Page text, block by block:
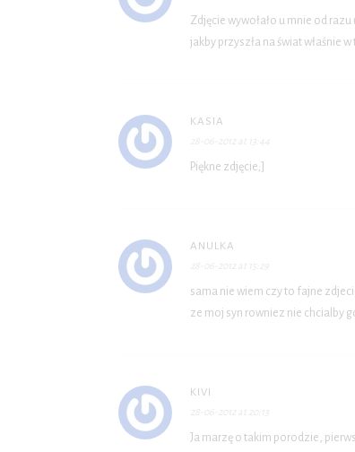
Zdjęcie wywołało u mnie od
jakby przyszła na świat właśnie
KASIA
Piękne zdjęcie;]
ANULKA
sama nie wiem czy to fajne
ze moj syn rowniez nie chcialby
KIVI
Ja marzę o takim porodzie,